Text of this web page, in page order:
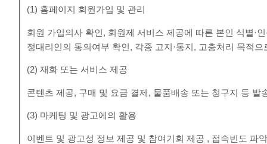
(1) 홈페이지 회원가입 및 관리
회원 가입의사 확인, 회원제 서비스 제공에 따른 본인 식별·
정대리인의 동의여부 확인, 각종 고지·통지, 고충처리 목적
(2) 재화 또는 서비스 제공
콘텐츠 제공, 구매 및 요금 결제, 물품배송 또는 청구지 등
(3) 마케팅 및 광고에의 활용
이벤트 및 광고성 정보 제공 및 참여기회 제공 , 접속빈도 파